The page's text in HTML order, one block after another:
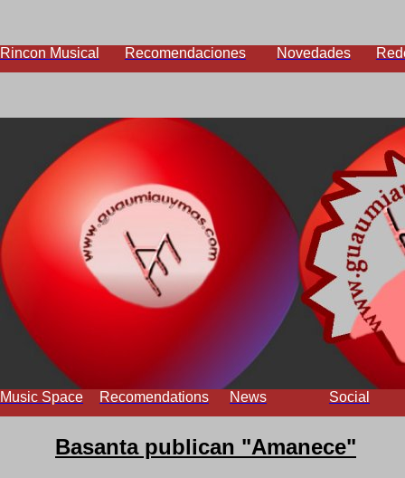
Rincon Musical Recomendaciones Novedades
Music Space Recomendations News Social
Basanta publican "Amanece"